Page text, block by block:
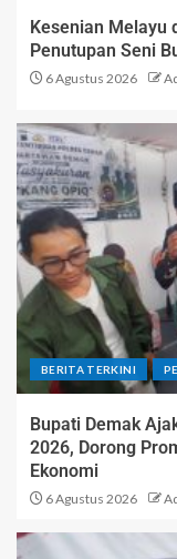
Kesenian Melayu
Penutupan Seni
6 Agustus 2026
BERITA TERKINI
Bupati Demak
2026, Dorong
Ekonomi
6 Agustus 2026